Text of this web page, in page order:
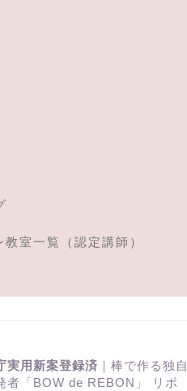
室一覧（認定講師）
実用新案登録済 ｜棒で作る独自
者「BOW de REBON」 リボ